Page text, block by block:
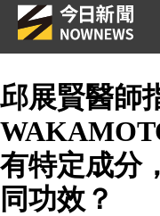
邱展賢醫師
有特定成分
同功效？